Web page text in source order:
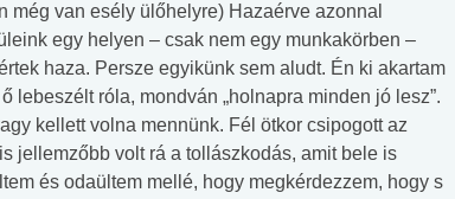
van esély ülőhelyre) Hazaérve azonnal
egy helyen – csak nem egy munkakörben –
haza. Persze egyikünk sem aludt. Én ki akartam
lebeszélt róla, mondván „holnapra minden jó lesz”.
kellett volna mennünk. Fél ötkor csipogott az
jellemzőbb volt rá a tollászkodás, amit bele is
és odaültem mellé, hogy megkérdezzem, hogy s